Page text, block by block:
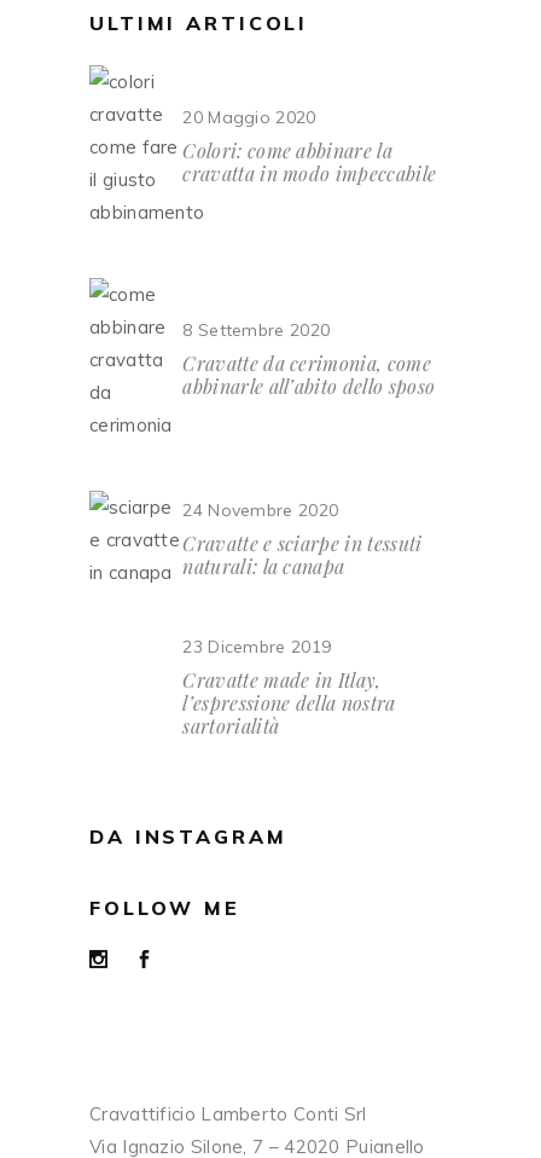
ULTIMI ARTICOLI
20 Maggio 2020
Colori: come abbinare la
cravatta in modo impeccabile
8 Settembre 2020
Cravatte da cerimonia, come
abbinarle all’abito dello sposo
24 Novembre 2020
Cravatte e sciarpe in tessuti
naturali: la canapa
23 Dicembre 2019
Cravatte made in Itlay,
l’espressione della nostra
sartorialità
DA INSTAGRAM
FOLLOW ME
Cravattificio Lamberto Conti Srl
Via Ignazio Silone, 7 – 42020 Puianello